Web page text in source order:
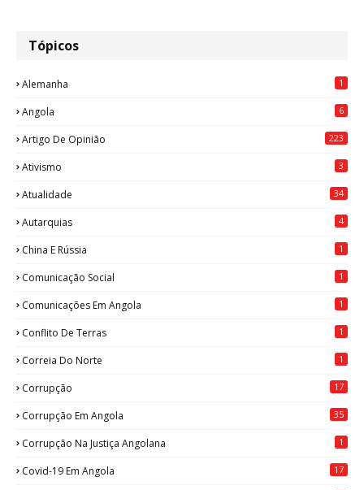
Tópicos
Alemanha 1
Angola 6
Artigo De Opinião 223
Ativismo 3
Atualidade 34
Autarquias 4
China E Rússia 1
Comunicação Social 1
Comunicações Em Angola 1
Conflito De Terras 1
Correia Do Norte 1
Corrupção 17
Corrupção Em Angola 35
Corrupção Na Justiça Angolana 1
Covid-19 Em Angola 17